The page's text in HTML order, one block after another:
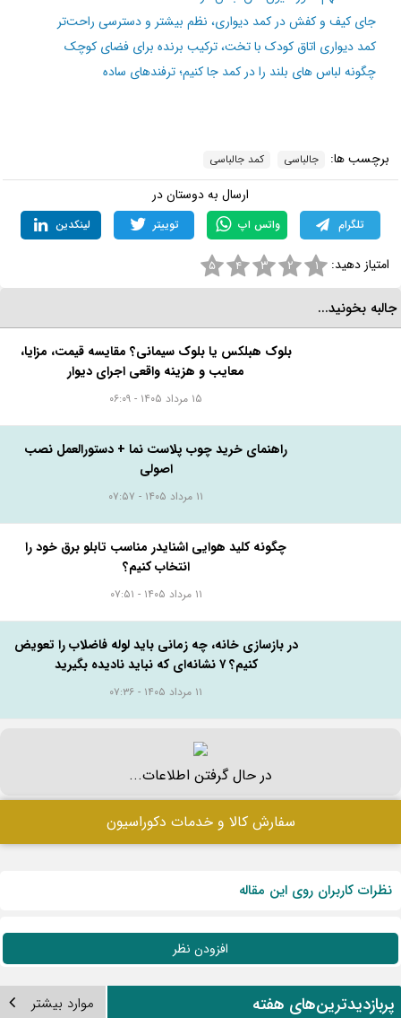
جای کیف و کفش در کمد دیواری، نظم بیشتر و دسترسی راحت‌تر
کمد دیواری اتاق کودک با تخت، ترکیب برنده برای فضای کوچک
چگونه لباس های بلند را در کمد جا کنیم؛ ترفندهای ساده
برچسب ها: جالباسی کمد جالباسی
ارسال به دوستان در
تلگرام واتس اپ توییتر لینکدین
امتیاز دهید: ۱ ۲ ۳ ۴ ۵
بخونید...
بلوک هبلکس یا بلوک سیمانی؟ مقایسه قیمت، مزایا،
معایب و هزینه واقعی اجرای دیوار
۱۵ مرداد ۱۴۰۵ - ۰۶:۰۹
راهنمای خرید چوب پلاست نما + دستورالعمل نصب
اصولی
چگونه کلید هوایی اشنایدر مناسب تابلو برق خود را
انتخاب کنیم؟
در بازسازی خانه، چه زمانی باید لوله فاضلاب را تعویض
کنیم؟ ۷ نشانه‌ای که نباید نادیده بگیرید
در حال گرفتن اطلاعات...
سفارش کالا و خدمات دکوراسیون
نظرات کاربران روی این مقاله
افزودن نظر
هفته موارد بیشتر